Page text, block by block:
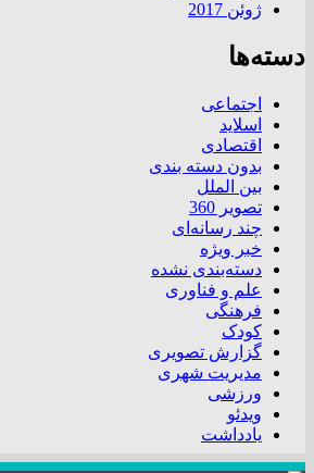
ژوئن 2017
دسته‌ها
اجتماعی
اسلاید
اقتصادی
بدون دسته بندی
بین الملل
تصویر 360
چند رسانه‌ای
خبر ویژه
دسته‌بندی نشده
علم و فناوری
فرهنگی
کودک
گزارش تصویری
مدیریت شهری
ورزشی
ویدئو
یادداشت